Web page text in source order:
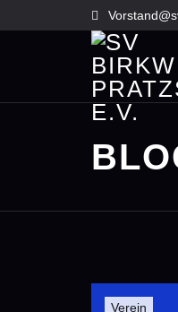
content
Verein